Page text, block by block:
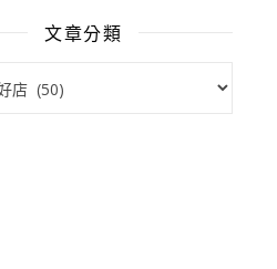
文章分類